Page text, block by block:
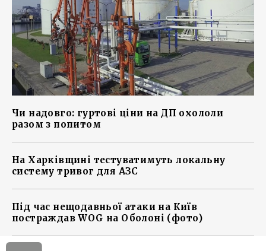
Чи надовго: гуртові ціни на ДП охололи
разом з попитом
На Харківщині тестуватимуть локальну
систему тривог для АЗС
Під час нещодавньої атаки на Київ
постраждав WOG на Оболоні (фото)